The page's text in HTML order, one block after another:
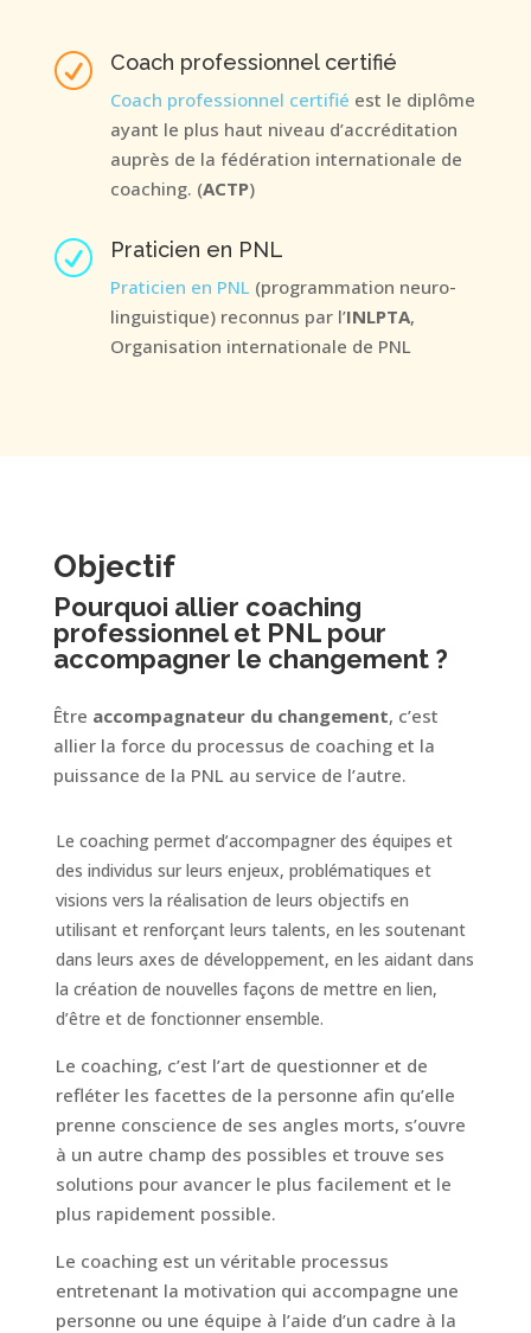
R Coach professionnel certifié
Coach professionnel certifié est le diplôme
ayant le plus haut niveau d’accréditation
auprès de la fédération internationale de
coaching. (ACTP)
R Praticien en PNL
Praticien en PNL(programmation neuro-
linguistique) reconnus par l’INLPTA,
Organisation internationale de PNL
Objectif
Pourquoi allier coaching
professionnel et PNL pour
accompagner le changement ?
Être accompagnateur du changement, c’est
allier la force du processus de coaching et la
puissance de la PNL au service de l’autre.
Le coaching permet d’accompagner des équipes et
des individus sur leurs enjeux, problématiques et
visions vers la réalisation de leurs objectifs en
utilisant et renforçant leurs talents, en les soutenant
dans leurs axes de développement, en les aidant dans
la création de nouvelles façons de mettre en lien,
d’être et de fonctionner ensemble.
Le coaching, c’est l’art de questionner et de
refléter les facettes de la personne afin qu’elle
prenne conscience de ses angles morts, s’ouvre
à un autre champ des possibles et trouve ses
solutions pour avancer le plus facilement et le
plus rapidement possible.
Le coaching est un véritable processus
entretenant la motivation qui accompagne une
personne ou une équipe à l’aide d’un cadre à la